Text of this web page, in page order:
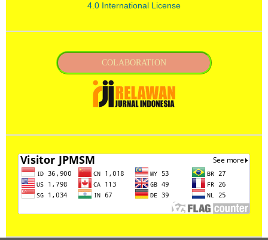
4.0 International License
COLABORATION